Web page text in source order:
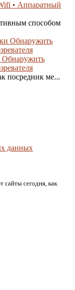
• Аппаратный
способом
Обнаружить
посредник ме...
данных
сегодня, как